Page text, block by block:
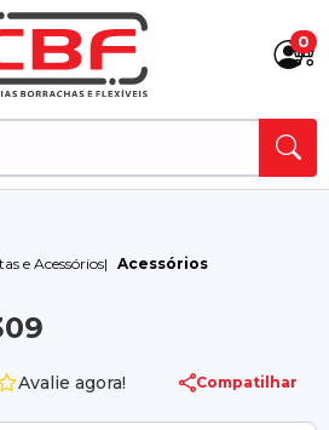
0
e Acessórios| Acessórios
Avalie agora! Compatilhar